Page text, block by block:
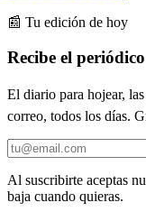
📰 Tu edición de hoy
Recibe el
El diario para hojear,
correo, todos los días.
Al suscribirte aceptas
baja cuando quieras.